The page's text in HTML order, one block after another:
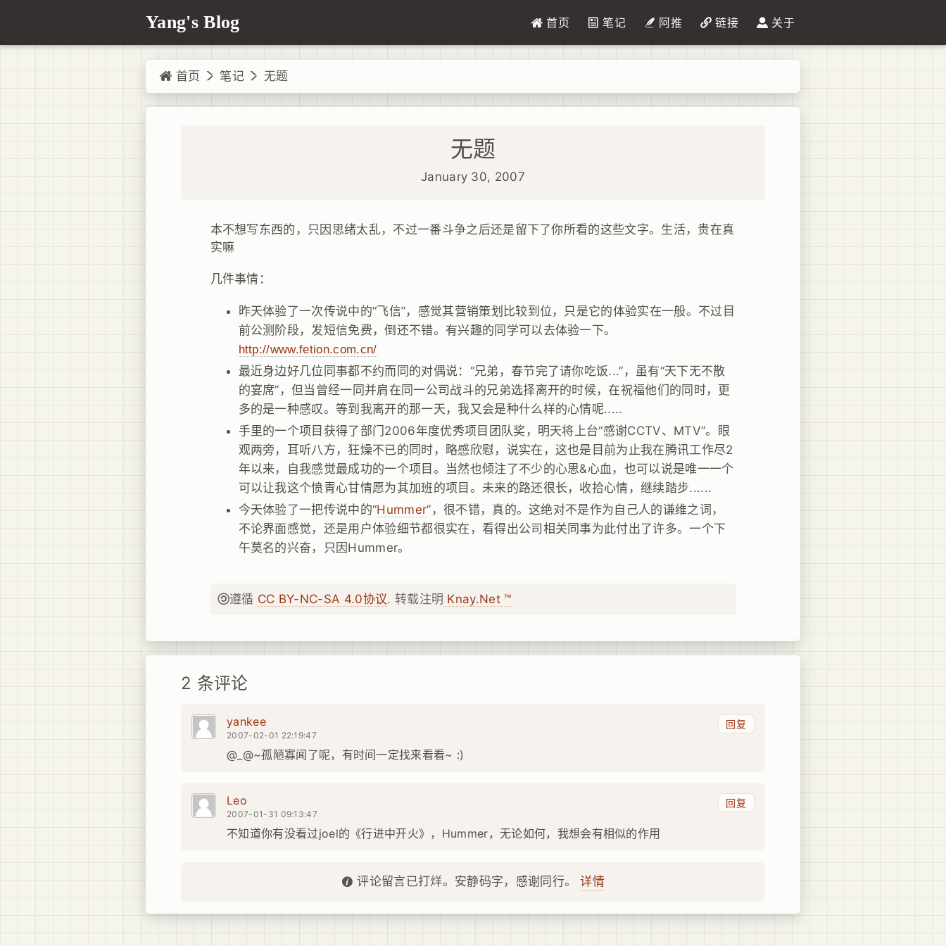
Yang's Blog 首页 笔记 阿推 链接 关于
首页 笔记 无题
无题
January 30, 2007
本不想写东西的，只因思绪太乱，不过一番斗争之后还是留下了你所看的这些文字。生活，贵在真
实嘛
几件事情：
昨天体验了一次传说中的“飞信”，感觉其营销策划比较到位，只是它的体验实在一般。不过目
前公测阶段，发短信免费，倒还不错。有兴趣的同学可以去体验一下。
http://www.fetion.com.cn/
最近身边好几位同事都不约而同的对偶说：“兄弟，春节完了请你吃饭...”，虽有“天下无不散
的宴席”，但当曾经一同并肩在同一公司战斗的兄弟选择离开的时候，在祝福他们的同时，更
多的是一种感叹。等到我离开的那一天，我又会是种什么样的心情呢.....
手里的一个项目获得了部门2006年度优秀项目团队奖，明天将上台“感谢CCTV、MTV”。眼
观两旁，耳听八方，狂燥不已的同时，略感欣慰，说实在，这也是目前为止我在腾讯工作尽2
年以来，自我感觉最成功的一个项目。当然也倾注了不少的心思&心血，也可以说是唯一一个
可以让我这个愤青心甘情愿为其加班的项目。未来的路还很长，收拾心情，继续踏步......
今天体验了一把传说中的“Hummer”，很不错，真的。这绝对不是作为自己人的谦维之词，
不论界面感觉，还是用户体验细节都很实在，看得出公司相关同事为此付出了许多。一个下
午莫名的兴奋，只因Hummer。
遵循 CC BY-NC-SA 4.0协议. 转载注明 Knay.Net ™
2 条评论
回复
yankee
2007-02-01 22:19:47
@_@~孤陋寡闻了呢，有时间一定找来看看~ :)
回复
Leo
2007-01-31 09:13:47
不知道你有没看过joel的《行进中开火》，Hummer，无论如何，我想会有相似的作用
评论留言已打烊。安静码字，感谢同行。 详情